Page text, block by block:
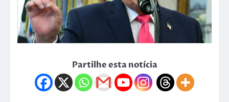
Partilhe esta notícia